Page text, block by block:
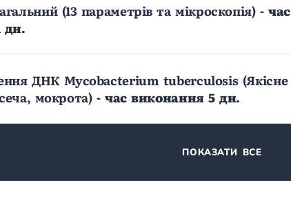
(13 параметрів та мікроскопія) - час
дн.
ДНК Mycobacterium tuberculosis (Якісне
мокрота) - час виконання 5 дн.
ПОКАЗАТИ ВСЕ